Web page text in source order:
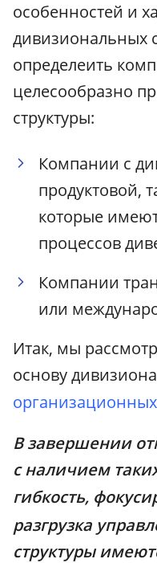
особенностей и
дивизиональных
определеить
целесообразно
структуры:
Компании с
продуктовой,
которые
процессов
Компании
или
Итак, мы
основу
организационных
В завершении
с наличием
гибкость,
разгрузка
структуры